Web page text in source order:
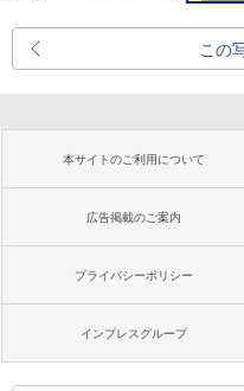
この
本サイトのご利用について
広告掲載のご案内
プライバシーポリシー
インプレスグループ